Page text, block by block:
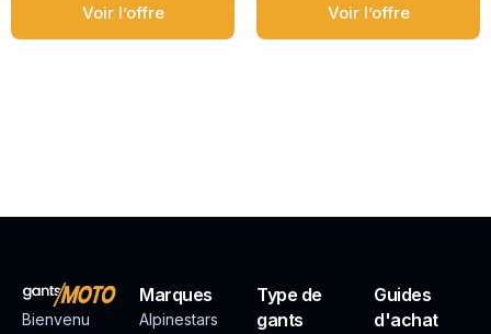
Voir l’offre Voir l’offre
Bienvenu
Marques
Alpinestars
Type de
gants
Guides
d'achat